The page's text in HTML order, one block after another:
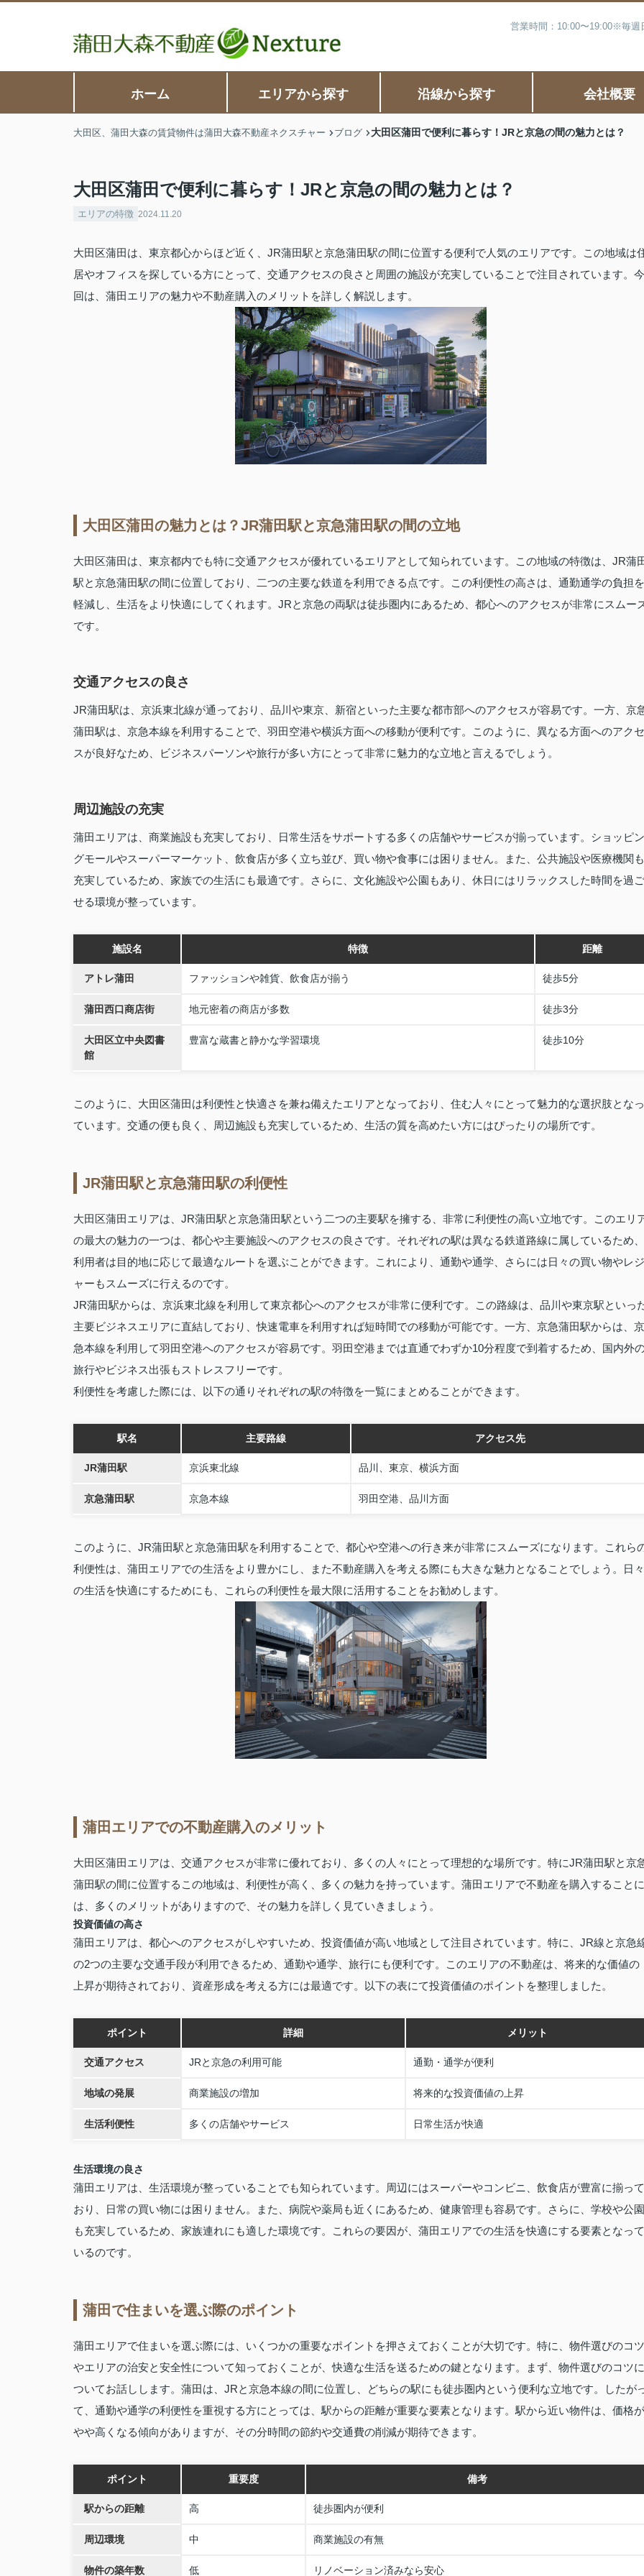
営業時間：10:00〜19:00※毎
ホーム エリアから探す 沿線から探す 会社概要
大田区、蒲田大森の賃貸物件は蒲田大森不動産ネクスチャー ブログ 大田区蒲田で便利に暮らす！JRと京急の間の魅力とは？
大田区蒲田で便利に暮らす！JRと京急の間の魅力とは？
エリアの特徴 2024.11.20
大田区蒲田は、東京都心からほど近く、JR蒲田駅と京急蒲田駅の間に位置する便利で人気のエリアです。この地域は
居やオフィスを探している方にとって、交通アクセスの良さと周囲の施設が充実していることで注目されています。今
回は、蒲田エリアの魅力や不動産購入のメリットを詳しく解説します。
大田区蒲田の魅力とは？JR蒲田駅と京急蒲田駅の間の立地
大田区蒲田は、東京都内でも特に交通アクセスが優れているエリアとして知られています。この地域の特徴は、JR蒲
駅と京急蒲田駅の間に位置しており、二つの主要な鉄道を利用できる点です。この利便性の高さは、通勤通学の負担を
軽減し、生活をより快適にしてくれます。JRと京急の両駅は徒歩圏内にあるため、都心へのアクセスが非常にスムー
です。
交通アクセスの良さ
JR蒲田駅は、京浜東北線が通っており、品川や東京、新宿といった主要な都市部へのアクセスが容易です。一方、京
蒲田駅は、京急本線を利用することで、羽田空港や横浜方面への移動が便利です。このように、異なる方面へのアクセ
スが良好なため、ビジネスパーソンや旅行が多い方にとって非常に魅力的な立地と言えるでしょう。
周辺施設の充実
蒲田エリアは、商業施設も充実しており、日常生活をサポートする多くの店舗やサービスが揃っています。ショッピン
グモールやスーパーマーケット、飲食店が多く立ち並び、買い物や食事には困りません。また、公共施設や医療機関も
充実しているため、家族での生活にも最適です。さらに、文化施設や公園もあり、休日にはリラックスした時間を過ご
せる環境が整っています。
施設名 特徴 距離
アトレ蒲田 ファッションや雑貨、飲食店が揃う 徒歩5分
蒲田西口商店街 地元密着の商店が多数 徒歩3分
大田区立中央図書
館
豊富な蔵書と静かな学習環境 徒歩10分
このように、大田区蒲田は利便性と快適さを兼ね備えたエリアとなっており、住む人々にとって魅力的な選択肢となっ
ています。交通の便も良く、周辺施設も充実しているため、生活の質を高めたい方にはぴったりの場所です。
JR蒲田駅と京急蒲田駅の利便性
大田区蒲田エリアは、JR蒲田駅と京急蒲田駅という二つの主要駅を擁する、非常に利便性の高い立地です。このエリ
の最大の魅力の一つは、都心や主要施設へのアクセスの良さです。それぞれの駅は異なる鉄道路線に属しているため、
利用者は目的地に応じて最適なルートを選ぶことができます。これにより、通勤や通学、さらには日々の買い物やレジ
ャーもスムーズに行えるのです。
JR蒲田駅からは、京浜東北線を利用して東京都心へのアクセスが非常に便利です。この路線は、品川や東京駅といっ
主要ビジネスエリアに直結しており、快速電車を利用すれば短時間での移動が可能です。一方、京急蒲田駅からは、京
急本線を利用して羽田空港へのアクセスが容易です。羽田空港までは直通でわずか10分程度で到着するため、国内外
旅行やビジネス出張もストレスフリーです。
利便性を考慮した際には、以下の通りそれぞれの駅の特徴を一覧にまとめることができます。
駅名 主要路線 アクセス先
JR蒲田駅 京浜東北線 品川、東京、横浜方面
京急蒲田駅 京急本線 羽田空港、品川方面
このように、JR蒲田駅と京急蒲田駅を利用することで、都心や空港への行き来が非常にスムーズになります。これら
利便性は、蒲田エリアでの生活をより豊かにし、また不動産購入を考える際にも大きな魅力となることでしょう。日々
の生活を快適にするためにも、これらの利便性を最大限に活用することをお勧めします。
蒲田エリアでの不動産購入のメリット
大田区蒲田エリアは、交通アクセスが非常に優れており、多くの人々にとって理想的な場所です。特にJR蒲田駅と京
蒲田駅の間に位置するこの地域は、利便性が高く、多くの魅力を持っています。蒲田エリアで不動産を購入することに
は、多くのメリットがありますので、その魅力を詳しく見ていきましょう。
投資価値の高さ
蒲田エリアは、都心へのアクセスがしやすいため、投資価値が高い地域として注目されています。特に、JR線と京急
の2つの主要な交通手段が利用できるため、通勤や通学、旅行にも便利です。このエリアの不動産は、将来的な価値の
上昇が期待されており、資産形成を考える方には最適です。以下の表にて投資価値のポイントを整理しました。
ポイント 詳細 メリット
交通アクセス JRと京急の利用可能 通勤・通学が便利
地域の発展 商業施設の増加 将来的な投資価値の上昇
生活利便性 多くの店舗やサービス 日常生活が快適
生活環境の良さ
蒲田エリアは、生活環境が整っていることでも知られています。周辺にはスーパーやコンビニ、飲食店が豊富に揃って
おり、日常の買い物には困りません。また、病院や薬局も近くにあるため、健康管理も容易です。さらに、学校や公園
も充実しているため、家族連れにも適した環境です。これらの要因が、蒲田エリアでの生活を快適にする要素となって
いるのです。
蒲田で住まいを選ぶ際のポイント
蒲田エリアで住まいを選ぶ際には、いくつかの重要なポイントを押さえておくことが大切です。特に、物件選びのコツ
やエリアの治安と安全性について知っておくことが、快適な生活を送るための鍵となります。まず、物件選びのコツに
ついてお話しします。蒲田は、JRと京急本線の間に位置し、どちらの駅にも徒歩圏内という便利な立地です。したが
て、通勤や通学の利便性を重視する方にとっては、駅からの距離が重要な要素となります。駅から近い物件は、価格が
やや高くなる傾向がありますが、その分時間の節約や交通費の削減が期待できます。
ポイント 重要度 備考
駅からの距離 高 徒歩圏内が便利
周辺環境 中 商業施設の有無
物件の築年数 低 リノベーション済みなら安心